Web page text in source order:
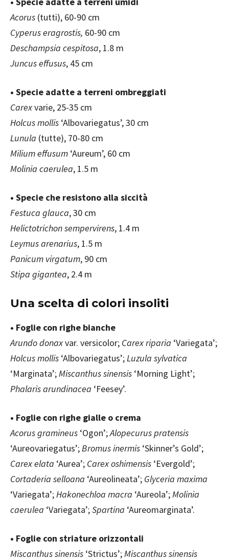
Acorus (tutti), 60-90 cm
Cyperus eragrostis, 60-90 cm
Deschampsia cespitosa, 1.8 m
Juncus effusus, 45 cm
• Specie adatte a terreni ombreggiati
Carexvarie, 25-35 cm
Holcus mollis ‘Albovariegatus’, 30 cm
Lunula (tutte), 70-80 cm
Milium effusum ‘Aureum’, 60 cm
Molinia caerulea, 1.5 m
• Specie che resistono alla siccità
Festuca glauca, 30 cm
Helictotrichon sempervirens, 1.4 m
Leymus arenarius, 1.5 m
Panicum virgatum, 90 cm
Stipa gigantea, 2.4 m
Una scelta di colori insoliti
• Foglie con righe bianche
Arundo donaxvar. versicolor; Carex riparia ‘Variegata’;
Holcus mollis ‘Albovariegatus’; Luzula sylvatica
‘Marginata’; Miscanthus sinensis ‘Morning Light’;
Phalaris arundinacea ‘Feesey’.
• Foglie con righe gialle o crema
Acorus gramineus ‘Ogon’;Alopecurus pratensis
‘Aureovariegatus’; Bromus inermis ‘Skinner’s Gold’;
Carex elata ‘Aurea’; Carex oshimensis ‘Evergold’;
Cortaderia selloana ‘Aureolineata’; Glyceria maxima
‘Variegata’; Hakonechloa macra ‘Aureola’; Molinia
caerulea ‘Variegata’;Spartina ‘Aureomarginata’.
• Foglie con striature orizzontali
Miscanthus sinensis ‘Strictus’; Miscanthus sinensis